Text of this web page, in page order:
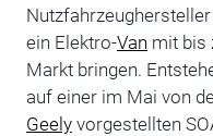
ein Elektro-Van mit bis
Markt bringen.
auf einer im Mai von
Geelyvorgestellten